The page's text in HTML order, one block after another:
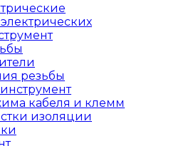
резьбы
кабеля и клемм
изоляции